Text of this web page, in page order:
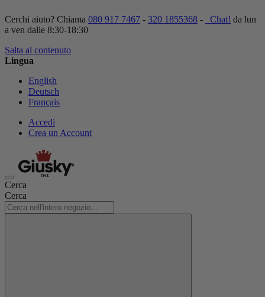
Cerchi aiuto? Chiama 080 917 7467 - 320 1855368 - Chat! da lun
a ven dalle 8:30-18:30
Salta al contenuto
Lingua
English
Deutsch
Français
Accedi
Crea un Account
Cerca
Cerca